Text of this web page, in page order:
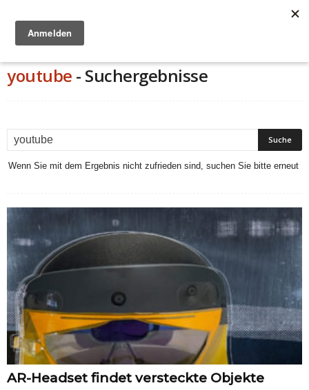
youtube - Suchergebnisse
Wenn Sie mit dem Ergebnis nicht zufrieden sind, suchen Sie bitte erneut
AR-Headset findet versteckte Objekte